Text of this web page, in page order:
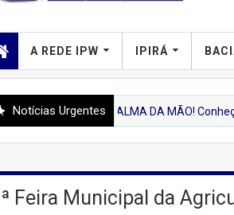
A REDE IPW IPIRÁ
Notícias Urgentes
NA PALMA DA MÃO! Conheça a Nova
Feira Municipal da